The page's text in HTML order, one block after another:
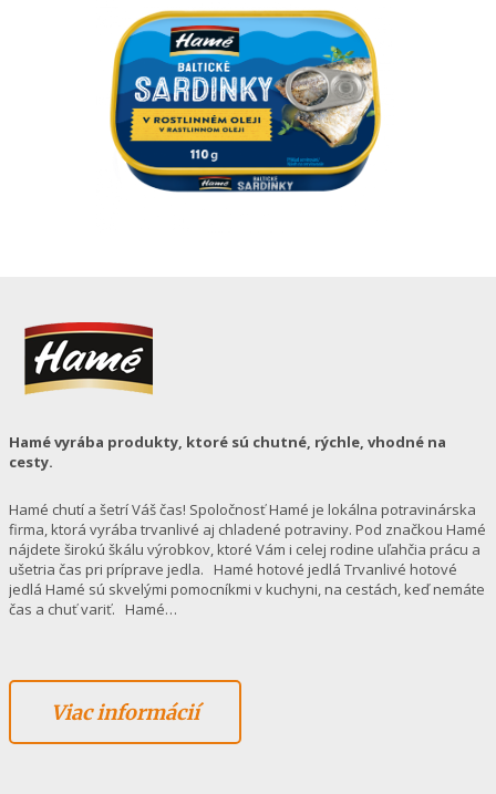
Hamé vyrába produkty, ktoré sú chutné, rýchle, vhodné na
cesty.
Hamé chutí a šetrí Váš čas! Spoločnosť Hamé je lokálna potravinárska
firma, ktorá vyrába trvanlivé aj chladené potraviny. Pod značkou Hamé
nájdete širokú škálu výrobkov, ktoré Vám i celej rodine uľahčia prácu a
ušetria čas pri príprave jedla. Hamé hotové jedlá Trvanlivé hotové
jedlá Hamé sú skvelými pomocníkmi v kuchyni, na cestách, keď nemáte
čas a chuť variť. Hamé…
Viac informácií